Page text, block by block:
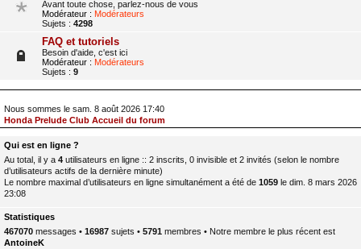
Avant toute chose, parlez-nous de vous
Modérateur : Modérateurs
Sujets : 4298
FAQ et tutoriels
Besoin d'aide, c'est ici
Modérateur : Modérateurs
Sujets : 9
Nous sommes le sam. 8 août 2026 17:40
Honda Prelude Club Accueil du forum
Qui est en ligne ?
Au total, il y a 4 utilisateurs en ligne :: 2 inscrits, 0 invisible et 2 invités (selon le nombre
d’utilisateurs actifs de la dernière minute)
Le nombre maximal d’utilisateurs en ligne simultanément a été de 1059 le dim. 8 mars 2026
23:08
Statistiques
467070 messages • 16987 sujets • 5791 membres • Notre membre le plus récent est
AntoineK